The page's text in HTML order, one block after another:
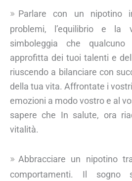
Parlare con un nipotino
problemi, l’equilibrio e
simboleggia che
approfitta dei tuoi talenti e
riuscendo a bilanciare con
della tua vita. Affrontate i
emozioni a modo vostro e al
sapere che In salute, ora
vitalità.
Abbracciare un nipotino
comportamenti. Il sogno